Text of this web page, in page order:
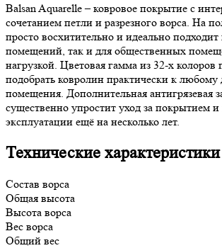
Balsan Aquarelle – ковровое покрытие с
сочетанием петли и разрезного ворса. На
просто восхитительно и идеально
помещений, так и для общественных
нагрузкой. Цветовая гамма из 32-х колоров
подобрать ковролин практически к любому
помещения. Дополнительная антигрязевая
существенно упростит уход за покрытием и
эксплуатации ещё на несколько лет.
Технические характеристики
Состав ворса
Общая высота
Высота ворса
Вес ворса
Общий вес